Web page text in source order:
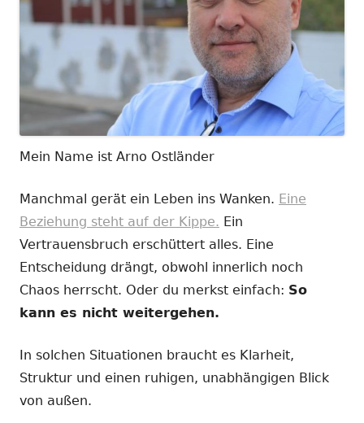
Mein Name ist Arno Ostländer
Manchmal gerät ein Leben ins Wanken. Eine
Beziehung steht auf der Kippe. Ein
Vertrauensbruch erschüttert alles. Eine
Entscheidung drängt, obwohl innerlich noch
Chaos herrscht. Oder du merkst einfach: So
kann es nicht weitergehen.
In solchen Situationen braucht es Klarheit,
Struktur und einen ruhigen, unabhängigen Blick
von außen.